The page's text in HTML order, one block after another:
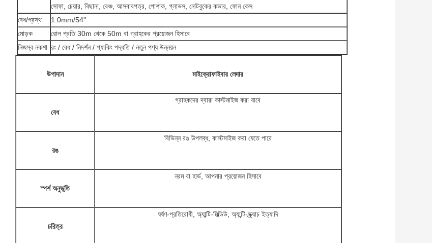
সোফা, চেয়ার, বিছানা, বেঞ্চ, আসবাবপত্র, পোশাক, গ্লাভস, নোটবুকের কভার, ফোন কেস
বেধ/প্রস্থ
1.0mm/54''
মোড়ক
রোল প্রতি 30m থেকে 50m বা গ্রাহকের প্রয়োজন হিসাবে
নিজস্ব নকশা রং / বেধ / নিদর্শন / প্যাকিং পদ্ধতি / নতুন পণ্য উন্নয়ন
উপাদান মাইক্রোফাইবার লেদার
বেধ
গ্রাহকদের দ্বারা কাস্টমাইজ করা যাবে
রঙ
বিভিন্ন রঙ উপলব্ধ, কাস্টমাইজ করা যেতে পারে
স্পর্শ অনুভূতি
নরম বা হার্ড, আপনার প্রয়োজন হিসাবে
চরিত্র
ঘর্ষণ-প্রতিরোধী, অ্যান্টি-মিল্ডিউ, অ্যান্টি-স্ক্র্যাচ ইত্যাদি